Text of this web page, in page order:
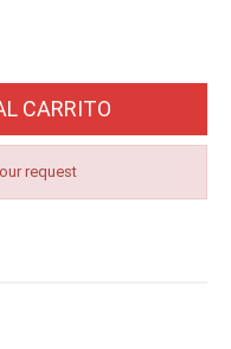
CARRITO
request